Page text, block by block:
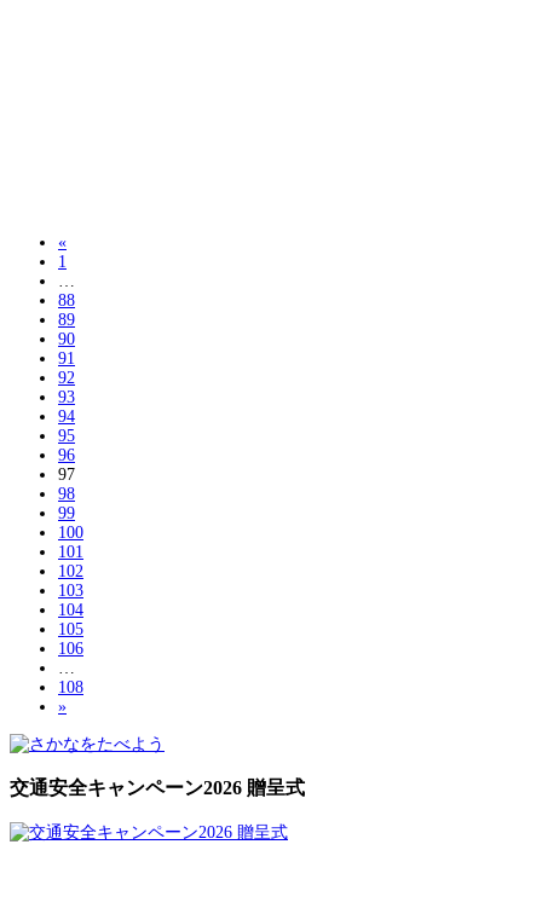
«
1
88
89
90
91
92
93
94
95
96
97
98
99
100
101
102
103
104
105
106
108
»
交通安全キャンペーン2026 贈呈式